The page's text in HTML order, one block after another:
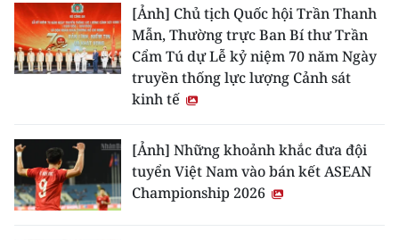
[Ảnh] Chủ tịch Quốc hội Trần Thanh
Mẫn, Thường trực Ban Bí thư Trần
Cẩm Tú dự Lễ kỷ niệm 70 năm Ngày
truyền thống lực lượng Cảnh sát
kinh tế
[Ảnh] Những khoảnh khắc đưa đội
tuyển Việt Nam vào bán kết ASEAN
Championship 2026